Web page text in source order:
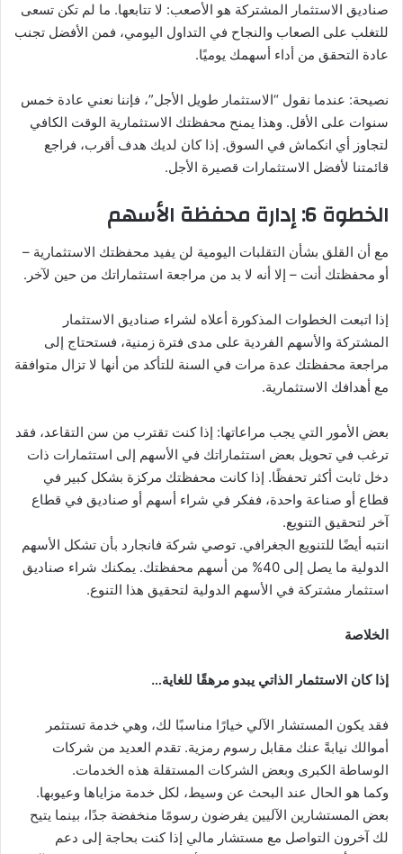
صناديق الاستثمار المشتركة هو الأصعب: لا تتابعها. ما لم تكن تسعى
للتغلب على الصعاب والنجاح في التداول اليومي، فمن الأفضل تجنب
عادة التحقق من أداء أسهمك يوميًا.
نصيحة: عندما نقول “الاستثمار طويل الأجل”، فإننا نعني عادة خمس
سنوات على الأقل. وهذا يمنح محفظتك الاستثمارية الوقت الكافي
لتجاوز أي انكماش في السوق. إذا كان لديك هدف أقرب، فراجع
قائمتنا لأفضل الاستثمارات قصيرة الأجل.
الخطوة 6: إدارة محفظة الأسهم
مع أن القلق بشأن التقلبات اليومية لن يفيد محفظتك الاستثمارية –
أو محفظتك أنت – إلا أنه لا بد من مراجعة استثماراتك من حين لآخر.
إذا اتبعت الخطوات المذكورة أعلاه لشراء صناديق الاستثمار
المشتركة والأسهم الفردية على مدى فترة زمنية، فستحتاج إلى
مراجعة محفظتك عدة مرات في السنة للتأكد من أنها لا تزال متوافقة
مع أهدافك الاستثمارية.
بعض الأمور التي يجب مراعاتها: إذا كنت تقترب من سن التقاعد، فقد
ترغب في تحويل بعض استثماراتك في الأسهم إلى استثمارات ذات
دخل ثابت أكثر تحفظًا. إذا كانت محفظتك مركزة بشكل كبير في
قطاع أو صناعة واحدة، ففكر في شراء أسهم أو صناديق في قطاع
آخر لتحقيق التنويع.
انتبه أيضًا للتنويع الجغرافي. توصي شركة فانجارد بأن تشكل الأسهم
الدولية ما يصل إلى 40% من أسهم محفظتك. يمكنك شراء صناديق
استثمار مشتركة في الأسهم الدولية لتحقيق هذا التنوع.
الخلاصة
إذا كان الاستثمار الذاتي يبدو مرهقًا للغاية…
فقد يكون المستشار الآلي خيارًا مناسبًا لك، وهي خدمة تستثمر
أموالك نيابةً عنك مقابل رسوم رمزية. تقدم العديد من شركات
الوساطة الكبرى وبعض الشركات المستقلة هذه الخدمات.
وكما هو الحال عند البحث عن وسيط، لكل خدمة مزاياها وعيوبها.
بعض المستشارين الآليين يفرضون رسومًا منخفضة جدًا، بينما يتيح
لك آخرون التواصل مع مستشار مالي إذا كنت بحاجة إلى دعم